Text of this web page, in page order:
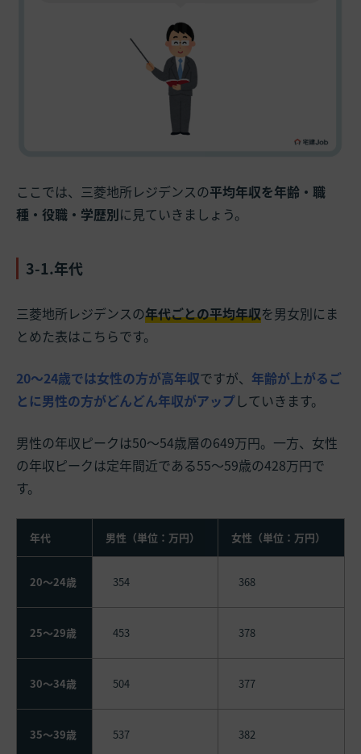
ここでは、三菱地所レジデンスの平均年収を年齢・職
種・役職・学歴別に見ていきましょう。
3-1.年代
三菱地所レジデンスの年代ごとの平均年収を男女別にま
とめた表はこちらです。
20～24歳では女性の方が高年収ですが、 年齢が上がるご
とに男性の方がどんどん年収がアップしていきます。
男性の年収ピークは50～54歳層の649万円。一方、女性
の年収ピークは定年間近である55～59歳の428万円で
す。
年代 男性（単位：万円） 女性（単位：万円）
20～24歳 354 368
25～29歳 453 378
30～34歳 504 377
35～39歳 537 382